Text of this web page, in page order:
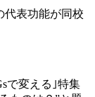
代表功能が同校